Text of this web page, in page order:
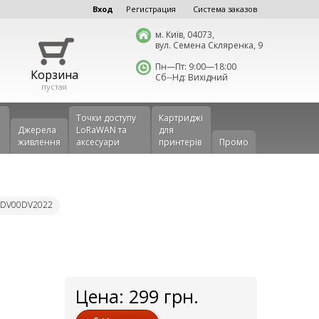
Вход Регистрация Система заказов
Корзина
пустая
м. Київ, 04073,
вул. Семена Скляренка, 9
Пн—Пт: 9:00—18:00
Сб--Нд: Вихідний
Джерела
живлення
Точки доступу
LoRaWAN та
аксесуари
Картриджі
для
принтерів
Промо
Цена: 299 грн.